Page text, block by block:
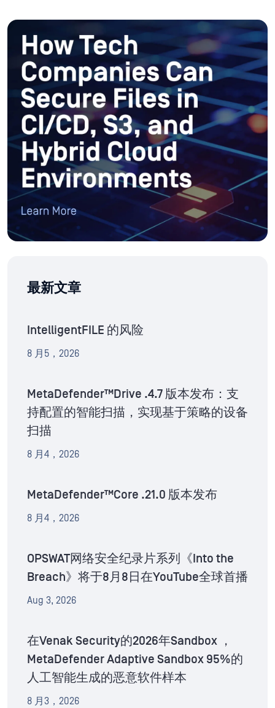
最新文章
IntelligentFILE 的风险
8 月5，2026
MetaDefender™Drive .4.7 版本发布：支
持配置的智能扫描，实现基于策略的设备
扫描
8 月4，2026
MetaDefender™Core .21.0 版本发布
8 月4，2026
OPSWAT网络安全纪录片系列《Into the
Breach》将于8月8日在YouTube全球首播
Aug 3, 2026
在Venak Security的2026年Sandbox ，
MetaDefender Adaptive Sandbox 95%的
人工智能生成的恶意软件样本
8 月3，2026